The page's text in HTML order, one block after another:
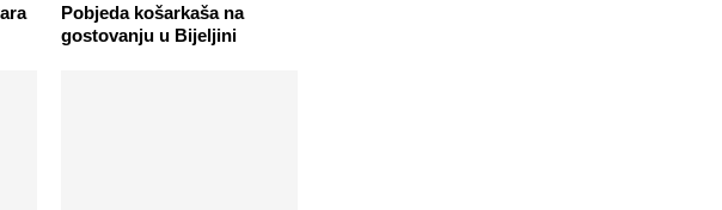
Pobjeda košarkaša na
gostovanju u Bijeljini